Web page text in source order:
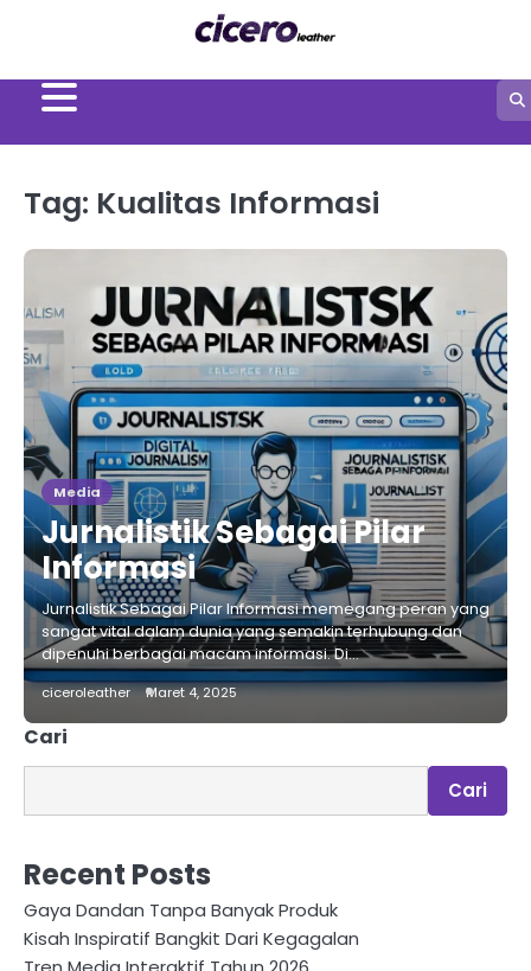
Tag: Kualitas Informasi
Media
Jurnalistik Sebagai Pilar
Informasi
Jurnalistik Sebagai Pilar Informasi memegang peran yang
sangat vital dalam dunia yang semakin terhubung dan
dipenuhi berbagai macam informasi. Di…
ciceroleather Maret 4, 2025
Cari
Cari
Recent Posts
Gaya Dandan Tanpa Banyak Produk
Kisah Inspiratif Bangkit Dari Kegagalan